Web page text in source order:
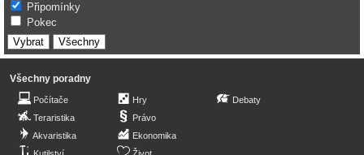
Připomínky
Pokec
Všechny poradny
Počítače
Teraristika
Akvaristika
Hry
Právo
Ekonomika
Debaty